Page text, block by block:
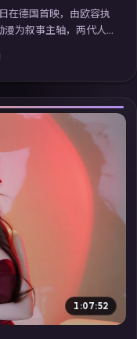
在德国首映，由欧容执
为叙事主轴，两代人
化地域气质；站内亦
延展检索同类型高分
1:07:52